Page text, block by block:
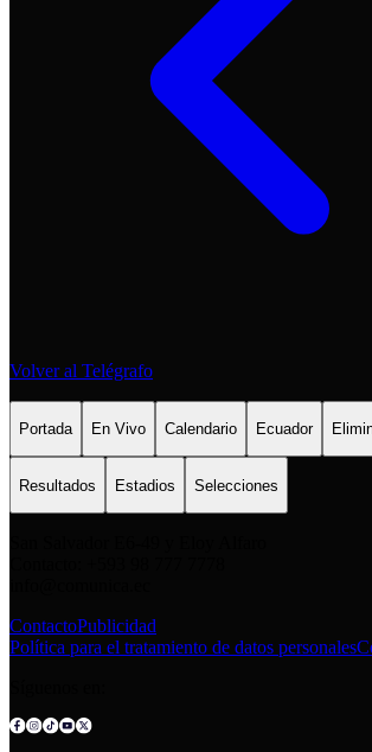
Volver al Telégrafo
Portada En Vivo Calendario Ecuador
Resultados Estadios Selecciones
ContactoPublicidad
Política para el tratamiento de datos personales